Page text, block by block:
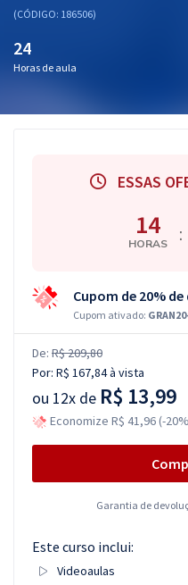
(CÓDIGO: 186506)
24
Horas de aula
ESSAS
14
HORAS :
Cupom de 20%
Cupom ativado:
De: R$ 209,80
Por: R$ 167,84à vista
ou 12x de R$ 13,99
Economize R$ 41,96 (-
Garantia de
Este curso inclui:
Videoaulas